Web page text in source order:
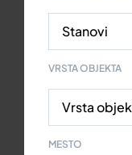
VRSTA OBJEKTA
MESTO